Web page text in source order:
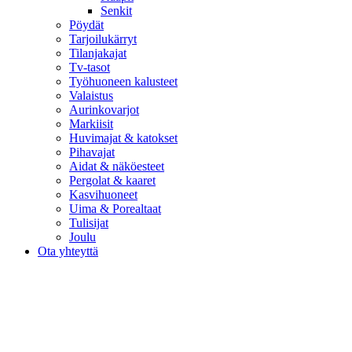
Senkit
Pöydät
Tarjoilukärryt
Tilanjakajat
Tv-tasot
Työhuoneen kalusteet
Valaistus
Aurinkovarjot
Markiisit
Huvimajat & katokset
Pihavajat
Aidat & näköesteet
Pergolat & kaaret
Kasvihuoneet
Uima & Porealtaat
Tulisijat
Joulu
Ota yhteyttä